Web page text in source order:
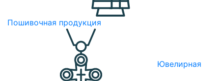
Пошивочная продукция
Ювелирная